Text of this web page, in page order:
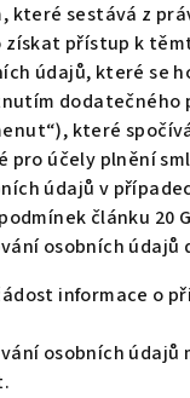
které sestává z
přístup k
údajů, které se
dodatečného
které
účely plnění
údajů v
článku 20
osobních údajů
informace o
osobních